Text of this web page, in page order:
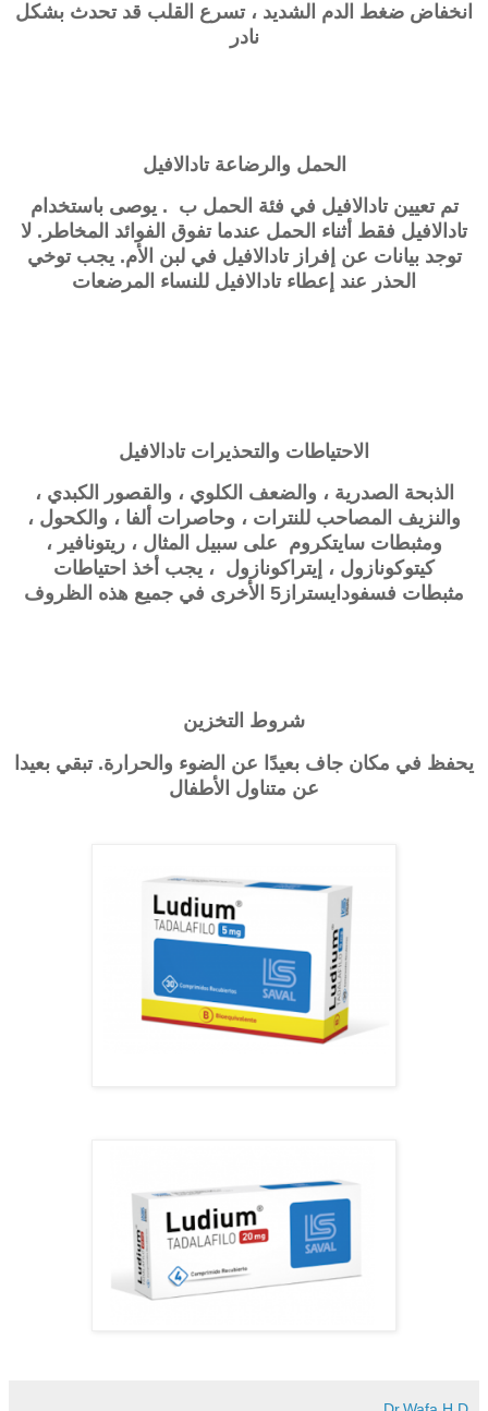
انخفاض ضغط الدم الشديد ، تسرع القلب قد تحدث بشكل
نادر
الحمل والرضاعةتادالافيل
تم تعيينتادالافيل في فئة الحمل ب . يوصى باستخدام
تادالافيل فقط أثناء الحمل عندما تفوق الفوائد المخاطر. لا
توجد بيانات عن إفراز تادالافيل في لبن الأم. يجب توخي
الحذر عند إعطاء تادالافيل للنساء المرضعات
الاحتياطات والتحذيرات تادالافيل
الذبحة الصدرية ، والضعف الكلوي ، والقصور الكبدي ،
والنزيف المصاحب للنترات ، وحاصرات ألفا ، والكحول ،
ومثبطات سايتكروم على سبيل المثال ، ريتونافير ،
كيتوكونازول ، إيتراكونازول ، يجب أخذ احتياطات
مثبطات فسفودايستراز 5 الأخرى في جميع هذه الظروف
شروط التخزين
يحفظ في مكان جاف بعيدًا عن الضوء والحرارة. تبقي بعيدا
عن متناول الأطفال